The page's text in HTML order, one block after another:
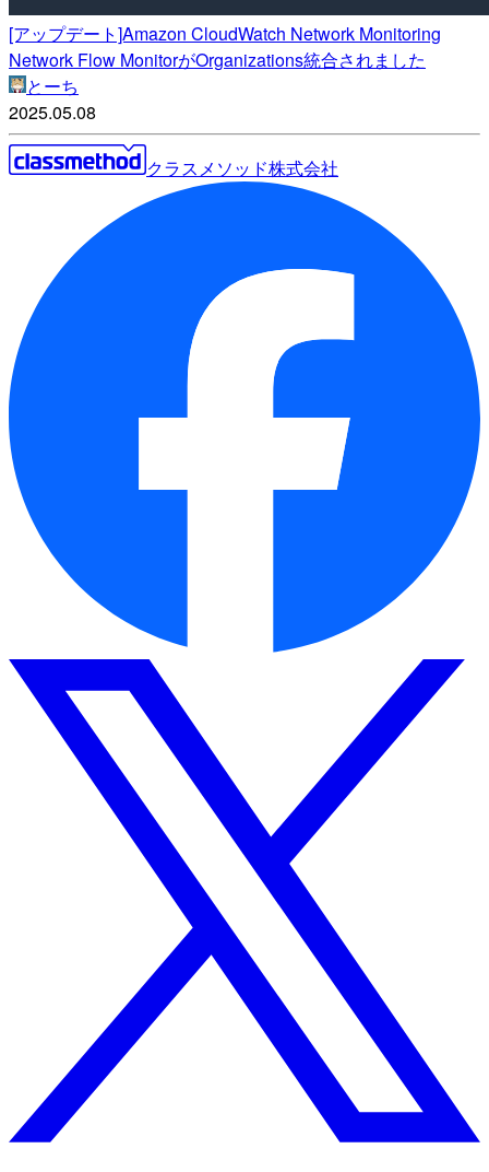
[アップデート]Amazon CloudWatch Network Monitoring
Network Flow MonitorがOrganizations統合されました
とーち
2025.05.08
クラスメソッド株式会社